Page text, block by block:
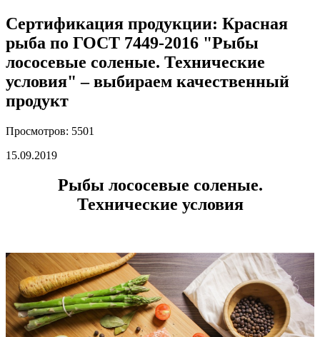
Сертификация продукции: Красная
рыба по ГОСТ 7449-2016 "Рыбы
лососевые соленые. Технические
условия" – выбираем качественный
продукт
Просмотров: 5501
15.09.2019
Рыбы лососевые соленые.
Технические условия